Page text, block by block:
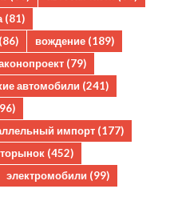
(81)
(86) вождение (189)
(79)
автомобили (241)
импорт (177)
(452)
электромобили (99)